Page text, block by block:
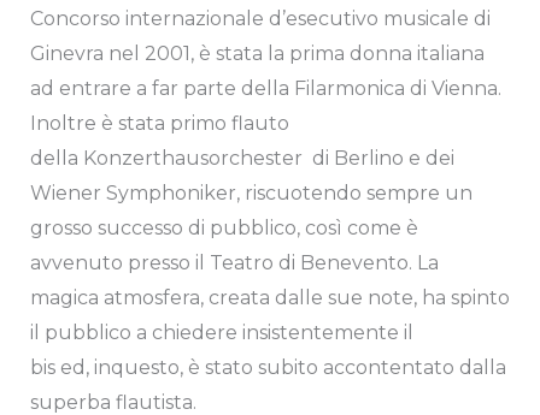
Concorso internazionale d’esecutivo musicale di
Ginevra nel 2001, è stata la prima donna italiana
ad entrare a far parte della Filarmonica di Vienna.
Inoltre è stata primo flauto
della Konzerthausorchester di Berlino e dei
Wiener Symphoniker, riscuotendo sempre un
grosso successo di pubblico, così come è
avvenuto presso il Teatro di Benevento. La
magica atmosfera, creata dalle sue note, ha spinto
il pubblico a chiedere insistentemente il
bis ed, inquesto, è stato subito accontentato dalla
superba flautista.